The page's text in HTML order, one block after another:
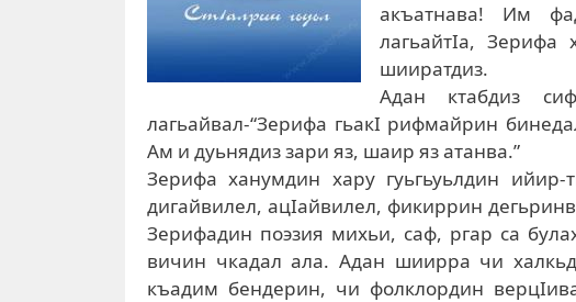
акъатнава! Им
лагьайтIа, Зерифа
шииратдиз.
Адан ктабдиз
лагьайвал-“Зерифа гьакI рифмайрин
Ам и дуьнядиз зари яз, шаир яз атанва.”
Зерифа ханумдин хару гуьгьуьлдин
дигайвилел, ацIайвилел, фикиррин
Зерифадин поэзия михьи, саф, ргар са
вичин чкадал ала. Адан шиирра чи
къадим бендерин, чи фолклордин